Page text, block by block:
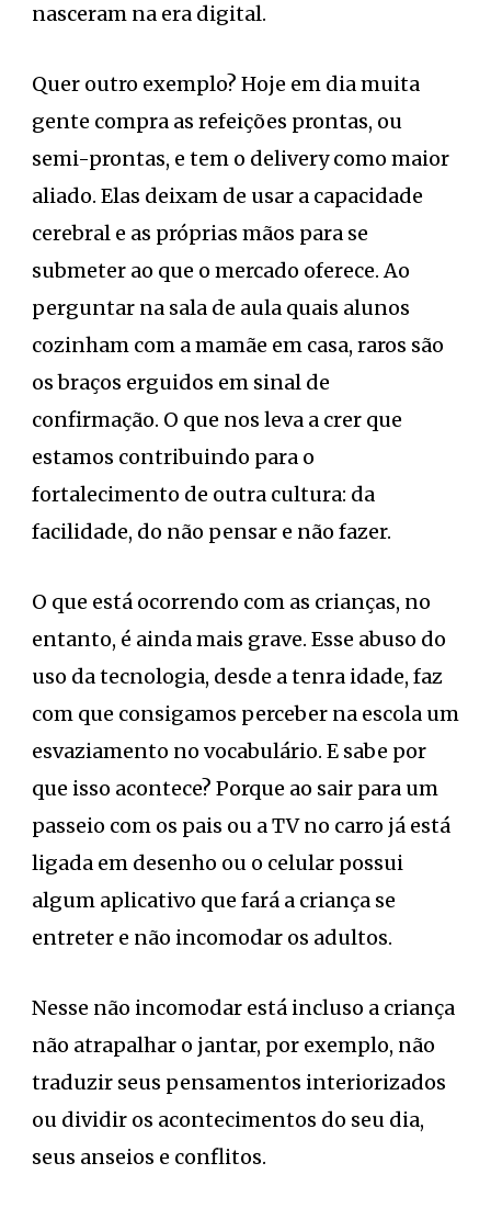
nasceram na era digital.
Quer outro exemplo? Hoje em dia muita
gente compra as refeições prontas, ou
semi-prontas, e tem o delivery como maior
aliado. Elas deixam de usar a capacidade
cerebral e as próprias mãos para se
submeter ao que o mercado oferece. Ao
perguntar na sala de aula quais alunos
cozinham com a mamãe em casa, raros são
os braços erguidos em sinal de
confirmação. O que nos leva a crer que
estamos contribuindo para o
fortalecimento de outra cultura: da
facilidade, do não pensar e não fazer.
O que está ocorrendo com as crianças, no
entanto, é ainda mais grave. Esse abuso do
uso da tecnologia, desde a tenra idade, faz
com que consigamos perceber na escola um
esvaziamento no vocabulário. E sabe por
que isso acontece? Porque ao sair para um
passeio com os pais ou a TV no carro já está
ligada em desenho ou o celular possui
algum aplicativo que fará a criança se
entreter e não incomodar os adultos.
Nesse não incomodar está incluso a criança
não atrapalhar o jantar, por exemplo, não
traduzir seus pensamentos interiorizados
ou dividir os acontecimentos do seu dia,
seus anseios e conflitos.